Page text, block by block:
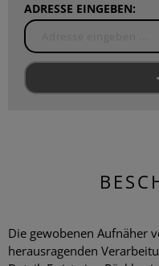
ADRESSE EINGEBEN:
Die gewobenen Aufnäher
herausragenden